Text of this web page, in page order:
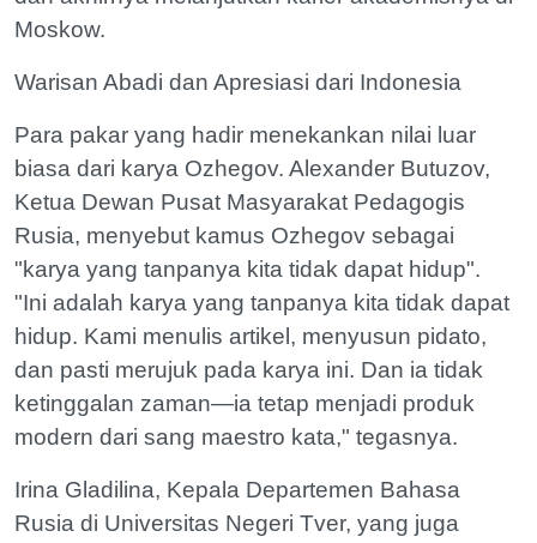
Moskow.
Warisan Abadi dan Apresiasi dari Indonesia
Para pakar yang hadir menekankan nilai luar
biasa dari karya Ozhegov. Alexander Butuzov,
Ketua Dewan Pusat Masyarakat Pedagogis
Rusia, menyebut kamus Ozhegov sebagai
"karya yang tanpanya kita tidak dapat hidup".
"Ini adalah karya yang tanpanya kita tidak dapat
hidup. Kami menulis artikel, menyusun pidato,
dan pasti merujuk pada karya ini. Dan ia tidak
ketinggalan zaman—ia tetap menjadi produk
modern dari sang maestro kata," tegasnya.
Irina Gladilina, Kepala Departemen Bahasa
Rusia di Universitas Negeri Tver, yang juga